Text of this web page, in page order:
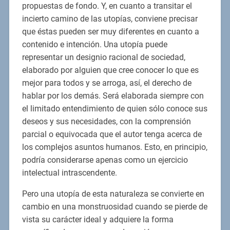
propuestas de fondo. Y, en cuanto a transitar el
incierto camino de las utopías, conviene precisar
que éstas pueden ser muy diferentes en cuanto a
contenido e intención. Una utopía puede
representar un designio racional de sociedad,
elaborado por alguien que cree conocer lo que es
mejor para todos y se arroga, así, el derecho de
hablar por los demás. Será elaborada siempre con
el limitado entendimiento de quien sólo conoce sus
deseos y sus necesidades, con la comprensión
parcial o equivocada que el autor tenga acerca de
los complejos asuntos humanos. Esto, en principio,
podría considerarse apenas como un ejercicio
intelectual intrascendente.
Pero una utopía de esta naturaleza se convierte en
cambio en una monstruosidad cuando se pierde de
vista su carácter ideal y adquiere la forma